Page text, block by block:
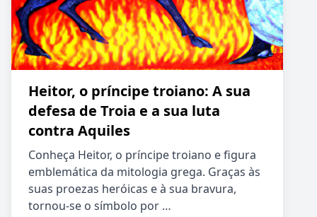
Heitor, o príncipe troiano: A sua
defesa de Troia e a sua luta
contra Aquiles
Conheça Heitor, o príncipe troiano e figura
emblemática da mitologia grega. Graças às
suas proezas heróicas e à sua bravura,
tornou-se o símbolo por …